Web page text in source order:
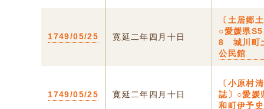
1749/05/25 寛延二年四月十日
〔土居郷
○愛媛県
8 城川町
公民館
1749/05/25 寛延二年四月十日
〔小原村
誌〕○愛媛
和町伊予